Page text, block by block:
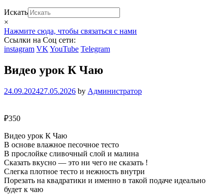
Искать
×
Нажмите сюда, чтобы связаться с нами
Ссылки на Соц сети:
instagram VK YouTube Telegram
Видео урок К Чаю
24.09.202427.05.2026 by Администратор
₽350
Видео урок К Чаю
В основе влажное песочное тесто
В прослойке сливочный слой и малина
Сказать вкусно — это ни чего не сказать !
Слегка плотное тесто и нежность внутри
Порезать на квадратики и именно в такой подаче идеально
будет к чаю